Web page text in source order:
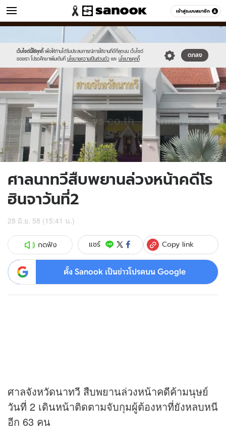
เข้าสู่ระบบสมาชิก
ข่าว หมวดอื่นๆ
เว็บไซต์นี้ใช้คุกกี้ เพื่อให้ท่านได้รับประสบการณ์การใช้งานที่ดีที่สุดบน เว็บไซต์
ของเรา โปรดศึกษาเพิ่มเติมที่ นโยบายความเป็นส่วนตัว และ นโยบายคุกกี้
ตกลง
//s.isanook.com/sr/0/images/logo-
new-
sanook.png
//s.isanook.com/ns/0/ud/364/1820250/628033-
01.jpg
ศาลนาทวีสืบพยานล่วงหน้าคดีโร
ฮินจาวันที่2
28 มิ.ย. 58 (15:41 น.)
กดฟัง แชร์ Copy link
ตั้ง Sanook เป็นข่าวโปรดบน Google
ศาลจังหวัดนาทวี สืบพยานล่วงหน้าคดีค้ามนุษย์
วันที่ 2 เดินหน้าติดตามจับกุมผู้ต้องหาที่ยังหลบหนี
อีก 63 คน